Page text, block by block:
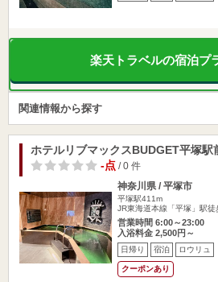
楽天トラベルの宿泊プ
関連情報から探す
ホテルリブマックスBUDGET平塚駅
-点/ 0 件
神奈川県 / 平塚市
平塚駅411m
JR東海道本線「平塚」駅徒
営業時間 6:00～23:00
入浴料金 2,500円～
日帰り 宿泊 ロウリュ
クーポンあり